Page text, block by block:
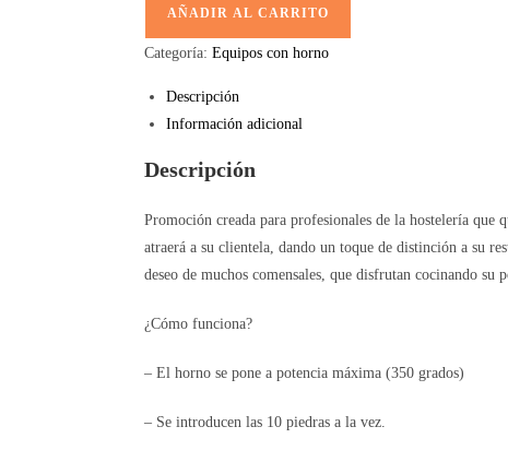
cantidad
AÑADIR AL CARRITO
Categoría: Equipos con horno
Descripción
Información adicional
Descripción
Promoción creada para profesionales de la hostelería
atraerá a su clientela, dando un toque de distinción a su
deseo de muchos comensales, que disfrutan cocinando
¿Cómo funciona?
– El horno se pone a potencia máxima (350 grados)
– Se introducen las 10 piedras a la vez.